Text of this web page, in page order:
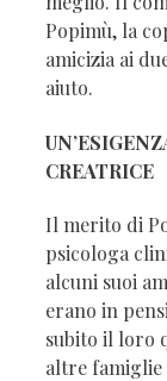
Popimù, la
amicizia ai
aiuto.
CREATRICE
Il merito di
psicologa
alcuni suoi
erano in
subito il loro
altre famiglie